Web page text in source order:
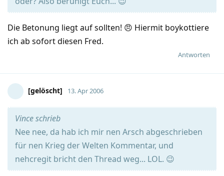
Die Betonung liegt auf sollten! 😠 Hiermit boykottiere
ich ab sofort diesen Fred.
Antworten
[gelöscht] 13. Apr 2006
Vince schrieb
Nee nee, da hab ich mir nen Arsch abgeschrieben
für nen Krieg der Welten Kommentar, und
nehcregit bricht den Thread weg... LOL. 😉